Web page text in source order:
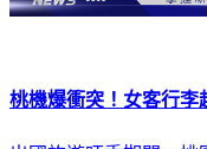
桃機爆衝突！女客行